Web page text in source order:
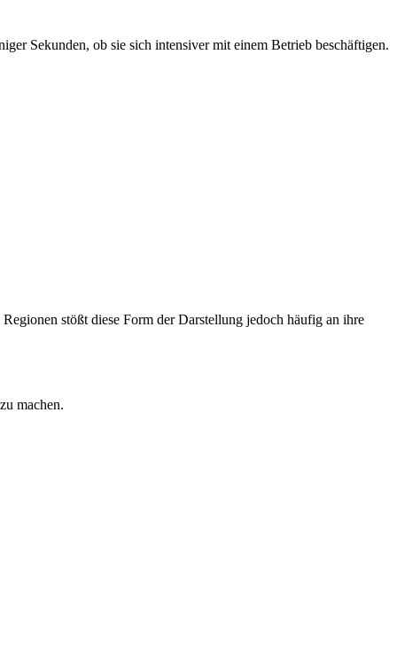
Sekunden, ob sie sich intensiver mit einem Betrieb beschäftigen.
stößt diese Form der Darstellung jedoch häufig an ihre
machen.